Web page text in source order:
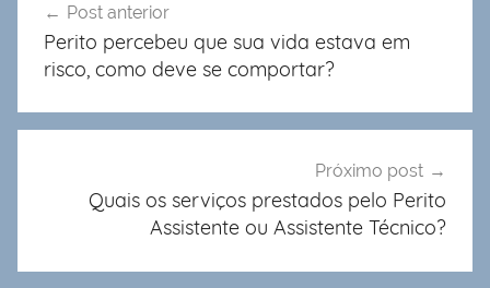
de
Post
Post anterior
Perito percebeu que sua vida estava em
risco, como deve se comportar?
Próximo post
Quais os serviços prestados pelo Perito
Assistente ou Assistente Técnico?